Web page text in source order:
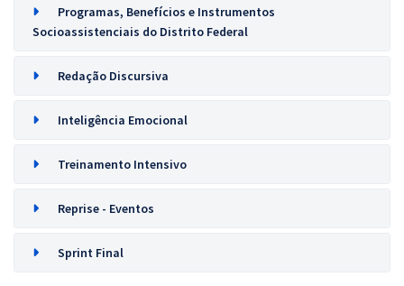
Programas, Benefícios e Instrumentos
Socioassistenciais do Distrito Federal
Redação Discursiva
Inteligência Emocional
Treinamento Intensivo
Reprise - Eventos
Sprint Final